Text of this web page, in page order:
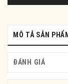
MÔ TẢ SẢN
ĐÁNH GIÁ